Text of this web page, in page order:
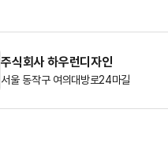
주식회사 하우런디자인
서울 동작구 여의대방로24마길